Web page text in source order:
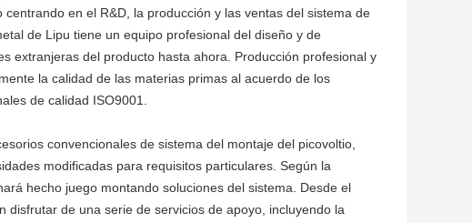
en el R&D, la producción y las ventas del sistema de
de Lipu tiene un equipo profesional del diseño y de
extranjeras del producto hasta ahora. Producción profesional y
la calidad de las materias primas al acuerdo de los
de calidad ISO9001.
convencionales de sistema del montaje del picovoltio,
modificadas para requisitos particulares. Según la
hecho juego montando soluciones del sistema. Desde el
disfrutar de una serie de servicios de apoyo, incluyendo la